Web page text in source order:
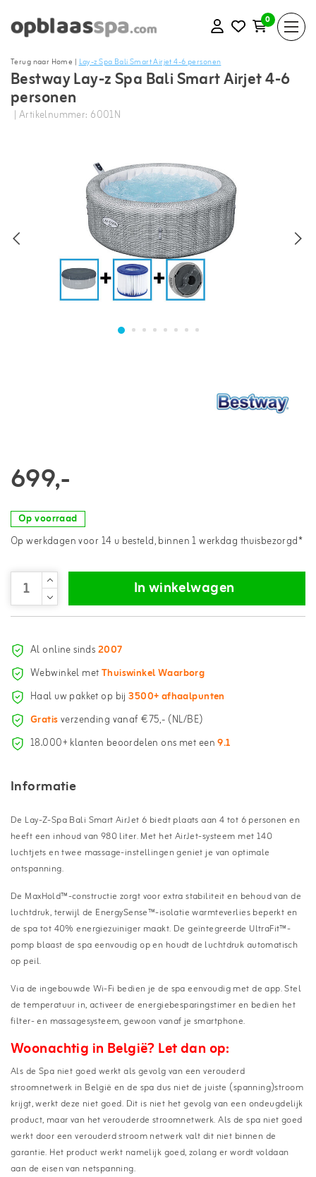
0
Terug naar Home |Lay-z Spa Bali Smart Airjet 4-6 personen
Bestway Lay-z Spa Bali Smart Airjet 4-6
personen
| Artikelnummer: 6001N
699,-
Op voorraad
Op werkdagen voor 14 u besteld, binnen 1 werkdag thuisbezorgd*
In winkelwagen
Al online sinds2007
Webwinkel metThuiswinkel Waarborg
Haal uw pakket op bij3500+ afhaalpunten
Gratisverzending vanaf €75,- (NL/BE)
18.000+ klanten beoordelen ons met een9.1
Informatie
De Lay-Z-Spa Bali Smart AirJet 6 biedt plaats aan 4 tot 6 personen en
heeft een inhoud van 980 liter. Met het AirJet-systeem met 140
luchtjets en twee massage-instellingen geniet je van optimale
ontspanning.
De MaxHold™-constructie zorgt voor extra stabiliteit en behoud van de
luchtdruk, terwijl de EnergySense™-isolatie warmteverlies beperkt en
de spa tot 40% energiezuiniger maakt. De geïntegreerde UltraFit™-
pomp blaast de spa eenvoudig op en houdt de luchtdruk automatisch
op peil.
Via de ingebouwde Wi-Fi bedien je de spa eenvoudig met de app. Stel
de temperatuur in, activeer de energiebesparingstimer en bedien het
filter- en massagesysteem, gewoon vanaf je smartphone.
Woonachtig in België? Let dan op:
Als de Spa niet goed werkt als gevolg van een verouderd
stroomnetwerk in België en de spa dus niet de juiste (spanning)stroom
krijgt, werkt deze niet goed. Dit is niet het gevolg van een ondeugdelijk
product, maar van het verouderde stroomnetwerk. Als de spa niet goed
werkt door een verouderd stroom netwerk valt dit niet binnen de
garantie. Het product werkt namelijk goed, zolang er wordt voldaan
aan de eisen van netspanning.